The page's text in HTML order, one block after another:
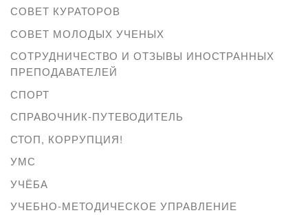
СОВЕТ КУРАТОРОВ
СОВЕТ МОЛОДЫХ УЧЕНЫХ
СОТРУДНИЧЕСТВО И ОТЗЫВЫ ИНОСТРАННЫХ
ПРЕПОДАВАТЕЛЕЙ
СПОРТ
СПРАВОЧНИК-ПУТЕВОДИТЕЛЬ
СТОП, КОРРУПЦИЯ!
УМС
УЧЁБА
УЧЕБНО-МЕТОДИЧЕСКОЕ УПРАВЛЕНИЕ